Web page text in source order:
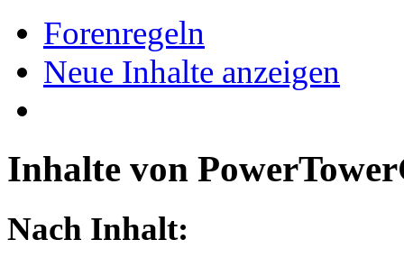
Forenregeln
Neue Inhalte anzeigen
Inhalte von
Nach Inhalt: